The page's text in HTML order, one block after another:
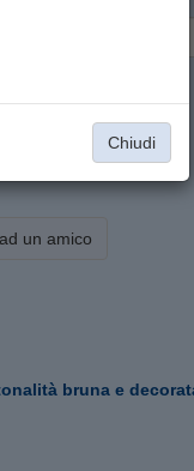
Chiudi
un amico
bruna e